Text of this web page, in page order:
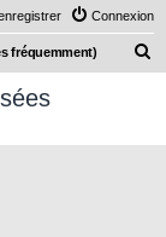
Connexion
fréquemment)